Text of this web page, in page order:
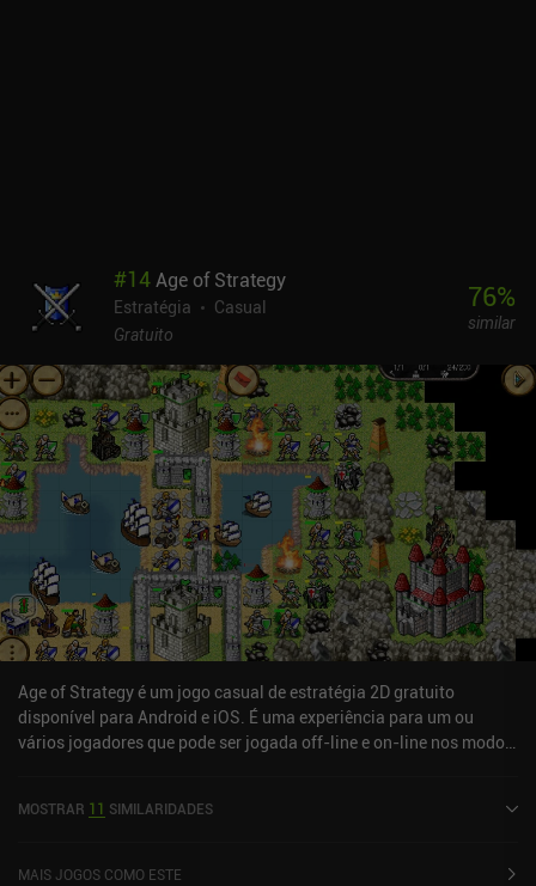
#14Age of Strategy
Estratégia
Casual
Gratuito
76%
similar
Age of Strategy é um jogo casual de estratégia 2D gratuito
disponível para Android e iOS. É uma experiência para um ou
vários jogadores que pode ser jogada off-line e on-line nos modos
2013 e tem uma classificação atual de 4,6 de 5,0 no Google Play e
MOSTRAR 11 SIMILARIDADES
MAIS JOGOS COMO ESTE